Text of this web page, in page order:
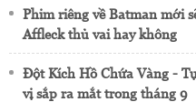
Phim riêng về Batman mới
Affleck thủ vai hay không
Đột Kích Hồ Chứa Vàng -
vị sắp ra mắt trong tháng 9